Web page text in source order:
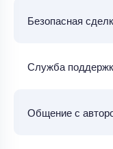
Безопасная
Служба
Общение с